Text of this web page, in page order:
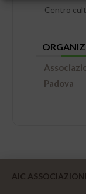
Centro
Padova
AIC